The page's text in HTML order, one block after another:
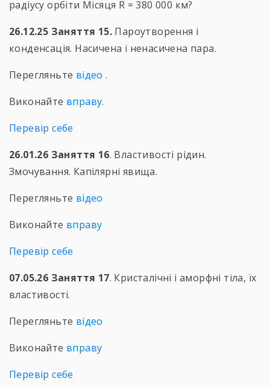
радіусу орбіти Місяця R = 380 000 км?
26.12.25 Заняття 15. Пароутворення і
конденсація. Насичена і ненасичена пара.
Перегляньте відео .
Виконайте вправу.
Перевір себе
26.01.26 Заняття 16. Властивості рідин.
Змочування. Капілярні явища.
Перегляньте відео
Виконайте вправу
Перевір себе
07.05.26 Заняття 17. Кристалічні і аморфні тіла, їх
властивості.
Перегляньте відео
Виконайте вправу
Перевір себе